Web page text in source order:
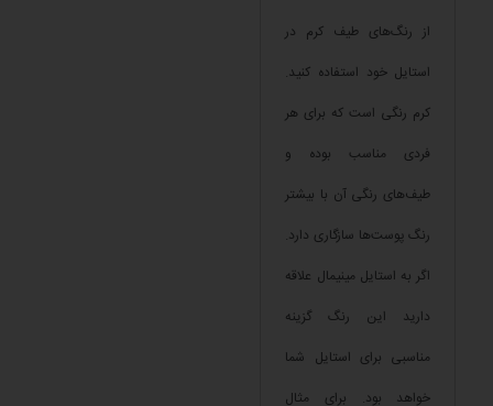
از رنگ‌های طیف کرم در
استایل خود استفاده کنید.
کرم رنگی است که برای هر
فردی مناسب بوده و
طیف‌های رنگی آن با بیشتر
رنگ پوست‌ها سازگاری دارد.
اگر به استایل مینیمال علاقه
دارید این رنگ گزینه
مناسبی برای استایل شما
خواهد بود. برای مثال